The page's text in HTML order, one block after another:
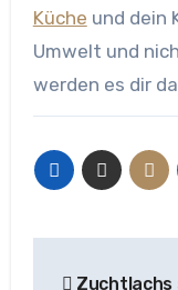
Küche und dein
Umwelt und
werden es dir